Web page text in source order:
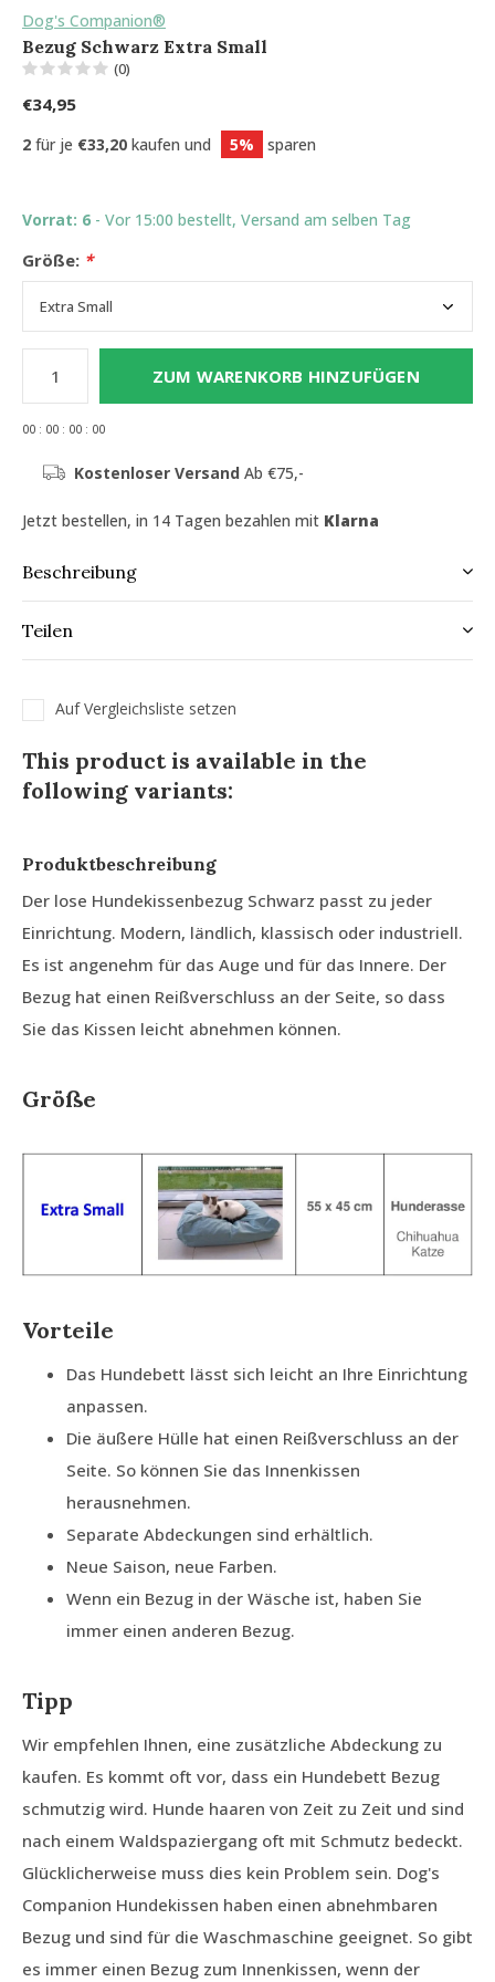
Dog's Companion®
Bezug Schwarz Extra Small
(0)
€34,95
2 für je €33,20 kaufen und 5% sparen
Vorrat: 6 - Vor 15:00 bestellt, Versand am selben Tag
Größe: *
ZUM WARENKORB HINZUFÜGEN
00 : 00 : 00 : 00
Kostenloser Versand Ab €75,-
Jetzt bestellen, in 14 Tagen bezahlen mit Klarna
Beschreibung
Teilen
Auf Vergleichsliste setzen
This product is available in the
following variants:
Produktbeschreibung
Der lose Hundekissenbezug Schwarz passt zu jeder
Einrichtung. Modern, ländlich, klassisch oder industriell.
Es ist angenehm für das Auge und für das Innere. Der
Bezug hat einen Reißverschluss an der Seite, so dass
Sie das Kissen leicht abnehmen können.
Größe
Vorteile
Das Hundebett lässt sich leicht an Ihre Einrichtung
anpassen.
Die äußere Hülle hat einen Reißverschluss an der
Seite. So können Sie das Innenkissen
herausnehmen.
Separate Abdeckungen sind erhältlich.
Neue Saison, neue Farben.
Wenn ein Bezug in der Wäsche ist, haben Sie
immer einen anderen Bezug.
Tipp
Wir empfehlen Ihnen, eine zusätzliche Abdeckung zu
kaufen. Es kommt oft vor, dass ein Hundebett Bezug
schmutzig wird. Hunde haaren von Zeit zu Zeit und sind
nach einem Waldspaziergang oft mit Schmutz bedeckt.
Glücklicherweise muss dies kein Problem sein. Dog's
Companion Hundekissen haben einen abnehmbaren
Bezug und sind für die Waschmaschine geeignet. So gibt
es immer einen Bezug zum Innenkissen, wenn der